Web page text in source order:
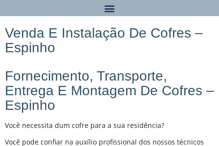
Venda E Instalação De Cofres –
Espinho
Fornecimento, Transporte,
Entrega E Montagem De Cofres –
Espinho
Você necessita dum cofre para a sua residência?
Você pode confiar na auxílio profissional dos nossos técnicos